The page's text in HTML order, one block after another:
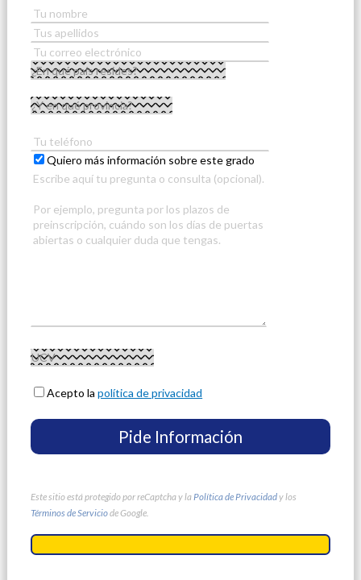
Quiero más información sobre este grado
Acepto lapolítica de privacidad
Este sitio está protegido por reCaptcha y la Política de Privacidady los
Términos de Serviciode Google.